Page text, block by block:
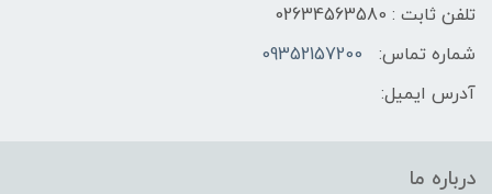
تلفن ثابت : 02634563580
شماره تماس:
09352157200
آدرس ایمیل:
درباره ما